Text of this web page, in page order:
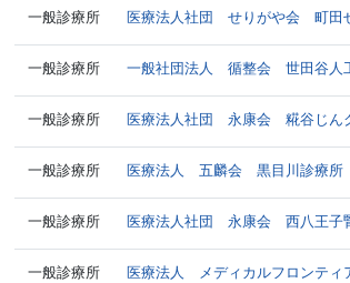
一般診療所 医療法人社団 せりがや会 町田
一般診療所 一般社団法人 循整会 世田谷人
一般診療所 医療法人社団 永康会 糀谷じん
一般診療所 医療法人 五麟会 黒目川診療所
一般診療所 医療法人社団 永康会 西八王子
一般診療所 医療法人 メディカルフロンテ